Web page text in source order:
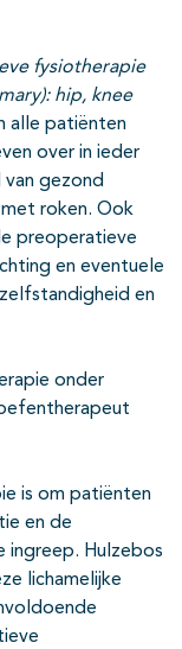
fysiotherapie
hip, knee
alle patiënten
over in ieder
gezond
roken. Ook
preoperatieve
en eventuele
en
onder
is om patiënten
en de
ingreep. Hulzebos
lichamelijke